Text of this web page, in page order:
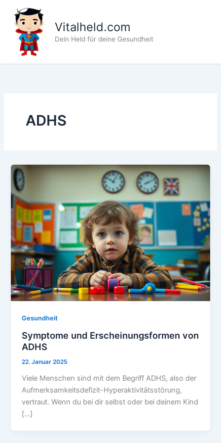
Inhalt
springen
Vitalheld.com
Dein Held für deine Gesundheit
ADHS
Gesundheit
Symptome und Erscheinungsformen von
ADHS
22. Januar 2025
Viele Menschen sind mit dem Begriff ADHS, also der
Aufmerksamkeitsdefizit-Hyperaktivitätsstörung,
vertraut. Wenn du bei dir selbst oder bei deinem Kind
[…]